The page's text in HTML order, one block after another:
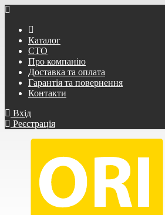
Каталог
СТО
Про компанію
Доставка та оплата
Гарантія та повернення
Контакти
Вхід
Реєстрація